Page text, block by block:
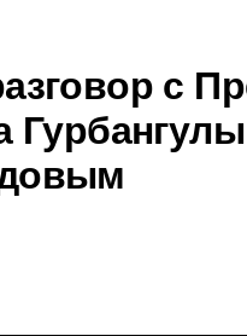
с
Гурбангулы